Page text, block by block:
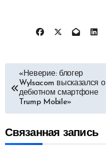
Навигация
по
записям
«Неверие: блогер
Wylsacom высказался о
дебютном смартфоне
Trump Mobile»
Связанная запись